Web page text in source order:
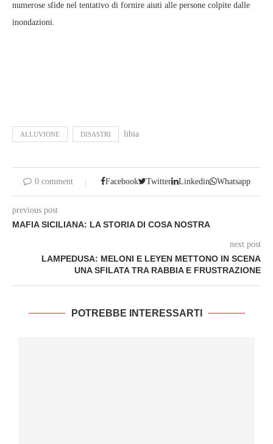
numerose sfide nel tentativo di fornire aiuti alle persone colpite dalle
inondazioni.
ALLUVIONE DISASTRI libia
0 comment Facebook Twitter Linkedin Whatsapp
previous post
MAFIA SICILIANA: LA STORIA DI COSA NOSTRA
next post
LAMPEDUSA: MELONI E LEYEN METTONO IN SCENA
UNA SFILATA TRA RABBIA E FRUSTRAZIONE
POTREBBE INTERESSARTI